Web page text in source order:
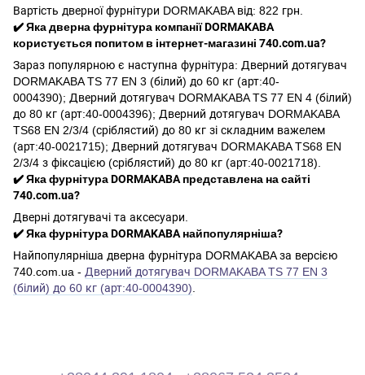
Вартість дверної фурнітури DORMAKABA від: 822 грн.
✔️ Яка дверна фурнітура компанії DORMAKABA
користується попитом в інтернет-магазині 740.com.ua?
Зараз популярною є наступна фурнітура: Дверний дотягувач
DORMAKABA TS 77 EN 3 (білий) до 60 кг (арт:40-
0004390); Дверний дотягувач DORMAKABA TS 77 EN 4 (білий)
до 80 кг (арт:40-0004396); Дверний дотягувач DORMAKABA
TS68 EN 2/3/4 (сріблястий) до 80 кг зі складним важелем
(арт:40-0021715); Дверний дотягувач DORMAKABA TS68 EN
2/3/4 з фіксацією (сріблястий) до 80 кг (арт:40-0021718).
✔️ Яка фурнітура DORMAKABA представлена на сайті
740.com.ua?
Дверні дотягувачі та аксесуари.
✔️ Яка фурнітура DORMAKABA найпопулярніша?
Найпопулярніша дверна фурнітура DORMAKABA за версією
740.com.ua - Дверний дотягувач DORMAKABA TS 77 EN 3
(білий) до 60 кг (арт:40-0004390)